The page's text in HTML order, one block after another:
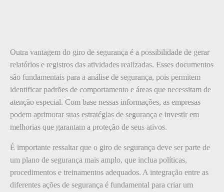
Outra vantagem do giro de segurança é a possibilidade de gerar
relatórios e registros das atividades realizadas. Esses documentos
são fundamentais para a análise de segurança, pois permitem
identificar padrões de comportamento e áreas que necessitam de
atenção especial. Com base nessas informações, as empresas
podem aprimorar suas estratégias de segurança e investir em
melhorias que garantam a proteção de seus ativos.
É importante ressaltar que o giro de segurança deve ser parte de
um plano de segurança mais amplo, que inclua políticas,
procedimentos e treinamentos adequados. A integração entre as
diferentes ações de segurança é fundamental para criar um